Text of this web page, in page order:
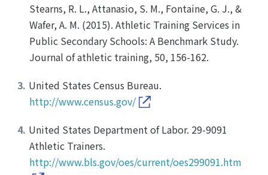
Stearns, R. L., Attanasio, S. M., Fontaine, G. J., &
Wafer, A. M. (2015). Athletic Training Services in
Public Secondary Schools: A Benchmark Study.
Journal of athletic training, 50, 156-162.
United States Census Bureau.
http://www.census.gov/
United States Department of Labor. 29-9091
Athletic Trainers.
http://www.bls.gov/oes/current/oes299091.htm